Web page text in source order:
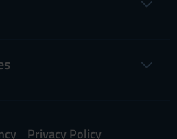
Privacy Policy